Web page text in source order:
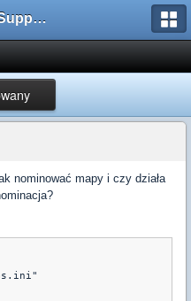
AMXX.pl: Support AMX Mod X i SourceMod
nominować mapy i czy działa